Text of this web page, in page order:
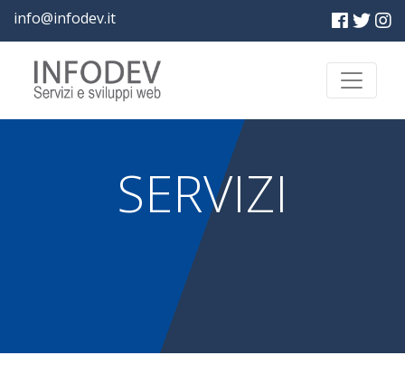
info@infodev.it
SERVIZI